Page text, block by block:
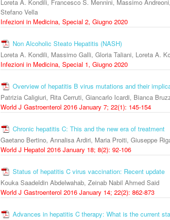
Loreta A. Kondili, Francesco S. Mennini, Massimo
Stefano Vella
Infezioni in Medicina, Special 2, Giugno 2020
Non Alcoholic Steato Hepatitis (NASH)
Loreta A. Kondili, Massimo Galli, Gloria Taliani, Loreta A.
Infezioni in Medicina, Special 1, Giugno 2020
Overview of hepatitis B virus mutations and their
Patrizia Caligiuri, Rita Cerruti, Giancarlo Icardi, Bianca
World J Gastroenterol 2016 January 7; 22(1): 145-154
Chronic hepatitis C: This and the new era of treatment
Gaetano Bertino, Annalisa Ardiri, Maria Proiti, Giuseppe
World J Hepatol 2016 January 18; 8(2): 92-106
Status of hepatitis C virus vaccination: Recent update
Kouka Saadeldin Abdelwahab, Zeinab Nabil Ahmed Said
World J Gastroenterol 2016 January 14; 22(2): 862-873
Advances in hepatitis C therapy: What is the current